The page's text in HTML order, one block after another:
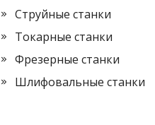
Струйные станки
Токарные станки
Фрезерные станки
Шлифовальные станки